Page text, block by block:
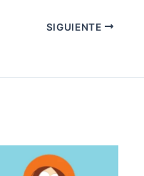
SIGUIENTE